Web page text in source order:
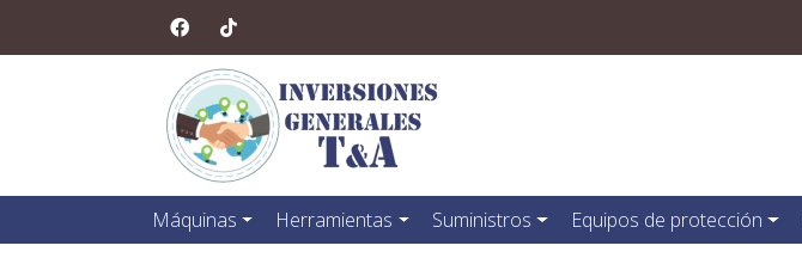
Máquinas Herramientas Suministros Equipos de protección